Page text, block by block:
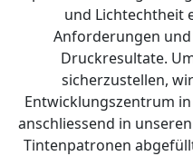
und Lichtechtheit
Anforderungen
Druckresultate.
sicherzustellen,
Entwicklungszentrum
anschliessend in
Tintenpatronen